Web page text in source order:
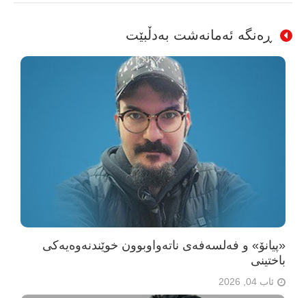
ڕەنگە ئەمانەشت بەدڵبێت
«پیانۆ» و فەلسەفەی ناتەواوبوون خوێندنەوەیەکی
باختینی
ئاب 04, 2026